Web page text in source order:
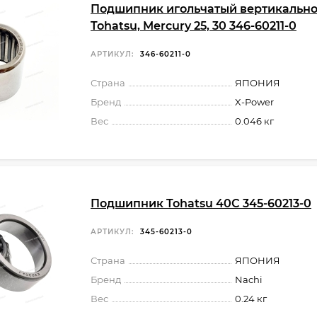
Подшипник игольчатый
Tohatsu, Mercury 25, 30 346-60211-0
АРТИКУЛ: 346-60211-0
Страна
ЯПОНИЯ
Бренд
X-Power
Вес
0.046 кг
Подшипник Tohatsu 40С 345-60213-0
АРТИКУЛ: 345-60213-0
Страна
ЯПОНИЯ
Бренд
Nachi
Вес
0.24 кг